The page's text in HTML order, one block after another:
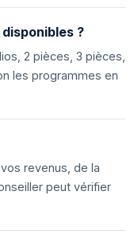
?
2 pièces, 3 pièces,
les programmes en
revenus, de la
peut vérifier